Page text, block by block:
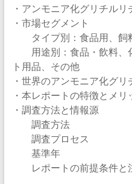
・アンモニア化グリチル
・市場セグメント
タイプ別：食品用、飼
用途別：食品・飲料、
ト用品、その他
・世界のアンモニア化グ
・本レポートの特徴とメリ
・調査方法と情報源
調査方法
調査プロセス
基準年
レポートの前提条件と